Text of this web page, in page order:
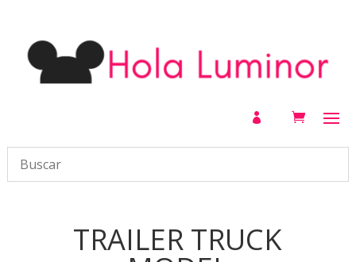

TRAILER TRUCK